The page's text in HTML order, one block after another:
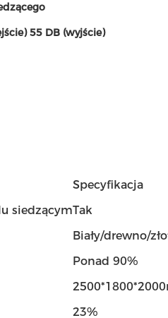
55 DB (wyjście)
Specyfikacja
siedzącymTak
Biały/drewno/
Ponad 90%
23%